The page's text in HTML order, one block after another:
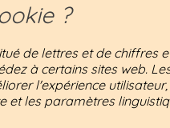
?
de lettres et de chiffres
à certains sites web.
l'expérience
et les paramètres